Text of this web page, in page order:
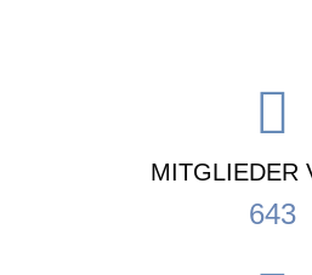
MITGLIEDER
643